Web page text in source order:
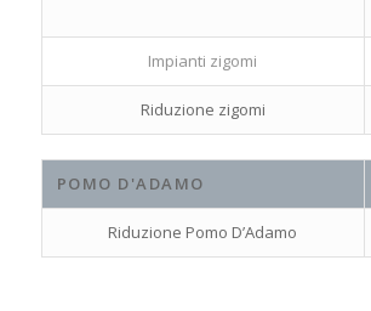
Impianti zigomi
Riduzione zigomi
POMO D'ADAMO
Riduzione Pomo D’Adamo